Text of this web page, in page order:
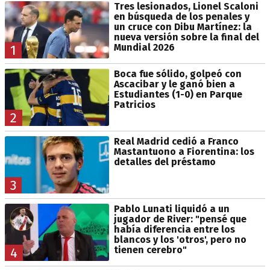
1
Tres lesionados, Lionel Scaloni
en búsqueda de los penales y
un cruce con Dibu Martínez: la
nueva versión sobre la final del
Mundial 2026
2
Boca fue sólido, golpeó con
Ascacibar y le ganó bien a
Estudiantes (1-0) en Parque
Patricios
3
Real Madrid cedió a Franco
Mastantuono a Fiorentina: los
detalles del préstamo
4
Pablo Lunati liquidó a un
jugador de River: "pensé que
había diferencia entre los
blancos y los 'otros', pero no
tienen cerebro"